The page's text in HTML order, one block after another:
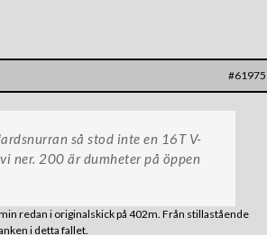
#61975
så stod inte en 16T V-
ner. 200 är dumheter på öppen
redan i originalskick på 402m. Från stillastående
i detta fallet.